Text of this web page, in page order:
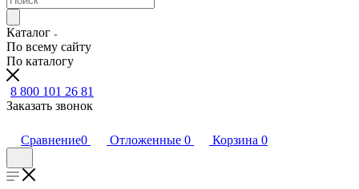
Каталог
По всему сайту
По каталогу
8 800 101 26 81
Заказать звонок
Сравнение0 Отложенные 0 Корзина 0